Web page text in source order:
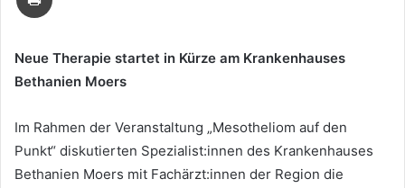
Neue Therapie startet in Kurze am Krankenhauses
Bethanien Moers
Im Rahmen der Veranstaltung „Mesotheliom auf den
Punkt“ diskutierten Spezialist:innen des Krankenhauses
Bethanien Moers mit Fachärzt:innen der Region die